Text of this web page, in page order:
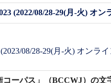
(2022/08/28-29(月-火) オン
08/28-29(月-火) オンラ
コーパス」（BCCWJ）の